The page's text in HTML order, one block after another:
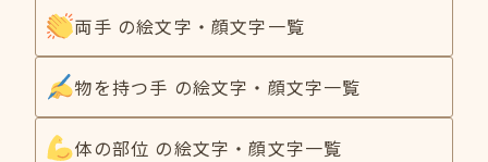
両手 の絵文字・顔文字一覧
物を持つ手 の絵文字・顔文字一覧
体の部位 の絵文字・顔文字一覧